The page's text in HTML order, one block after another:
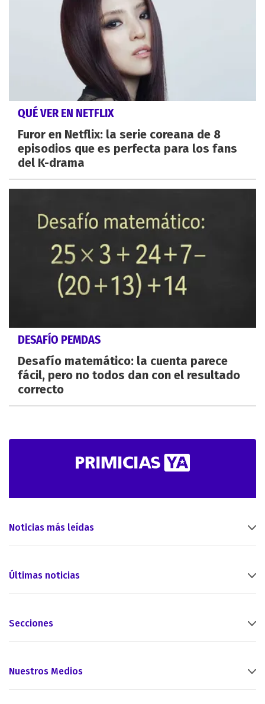
QUÉ VER EN NETFLIX
Furor en Netflix: la serie coreana de 8
episodios que es perfecta para los fans
del K-drama
DESAFÍO PEMDAS
Desafío matemático: la cuenta parece
fácil, pero no todos dan con el resultado
correcto
Noticias más leídas
Últimas noticias
Secciones
Nuestros Medios